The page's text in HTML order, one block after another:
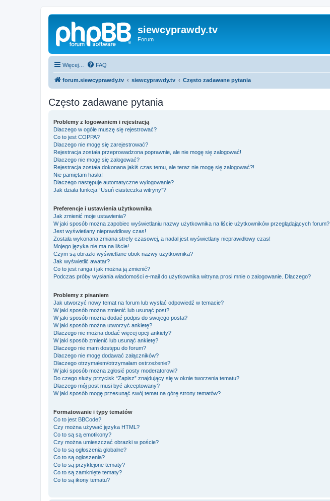
siewcyprawdy.tv
Forum
Więcej… FAQ
forum.siewcyprawdy.tv siewcyprawdy.tv Często zadawane pytania
Często zadawane pytania
Problemy z logowaniem i rejestracją
Dlaczego w ogóle muszę się rejestrować?
Co to jest COPPA?
Dlaczego nie mogę się zarejestrować?
Rejestracja została przeprowadzona poprawnie, ale nie mogę się zalogować!
Dlaczego nie mogę się zalogować?
Rejestracja została dokonana jakiś czas temu, ale teraz nie mogę się zalogować?!
Nie pamiętam hasła!
Dlaczego następuje automatyczne wylogowanie?
Jak działa funkcja “Usuń ciasteczka witryny”?
Preferencje i ustawienia użytkownika
Jak zmienić moje ustawienia?
W jaki sposób można zapobiec wyświetlaniu nazwy użytkownika na liście użytkowników przeglądających forum?
Jest wyświetlany nieprawidłowy czas!
Została wykonana zmiana strefy czasowej, a nadal jest wyświetlany nieprawidłowy czas!
Mojego języka nie ma na liście!
Czym są obrazki wyświetlane obok nazwy użytkownika?
Jak wyświetlić awatar?
Co to jest ranga i jak można ją zmienić?
Podczas próby wysłania wiadomości e-mail do użytkownika witryna prosi mnie o zalogowanie. Dlaczego?
Problemy z pisaniem
Jak utworzyć nowy temat na forum lub wysłać odpowiedź w temacie?
W jaki sposób można zmienić lub usunąć post?
W jaki sposób można dodać podpis do swojego posta?
W jaki sposób można utworzyć ankietę?
Dlaczego nie można dodać więcej opcji ankiety?
W jaki sposób zmienić lub usunąć ankietę?
Dlaczego nie mam dostępu do forum?
Dlaczego nie mogę dodawać załączników?
Dlaczego otrzymałem/otrzymałam ostrzeżenie?
W jaki sposób można zgłosić posty moderatorowi?
Do czego służy przycisk “Zapisz” znajdujący się w oknie tworzenia tematu?
Dlaczego mój post musi być akceptowany?
W jaki sposób mogę przesunąć swój temat na górę strony tematów?
Formatowanie i typy tematów
Co to jest BBCode?
Czy można używać języka HTML?
Co to są są emotikony?
Czy można umieszczać obrazki w poście?
Co to są ogłoszenia globalne?
Co to są ogłoszenia?
Co to są przyklejone tematy?
Co to są zamknięte tematy?
Co to są ikony tematu?